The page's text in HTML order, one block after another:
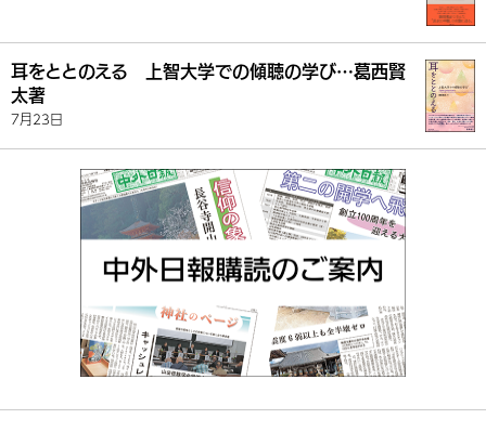
耳をととのえる 上智大学での傾聴の学び…葛西賢
太著
7月23日